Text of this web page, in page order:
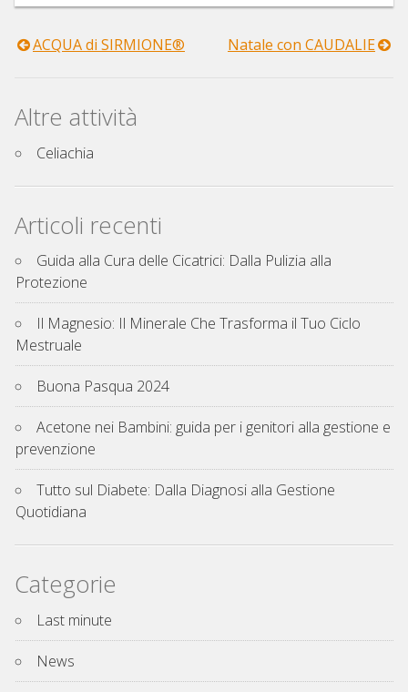
Navigazione
articoli
ACQUA di SIRMIONE® Natale con CAUDALIE
Altre attività
Celiachia
Articoli recenti
Guida alla Cura delle Cicatrici: Dalla Pulizia alla
Protezione
Il Magnesio: Il Minerale Che Trasforma il Tuo Ciclo
Mestruale
Buona Pasqua 2024
Acetone nei Bambini: guida per i genitori alla gestione e
prevenzione
Tutto sul Diabete: Dalla Diagnosi alla Gestione
Quotidiana
Categorie
Last minute
News